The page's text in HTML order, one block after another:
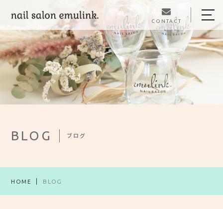
CONTACT
BLOG ブログ
HOME BLOG
HOME
ABOUT US
MENU
DESIGN